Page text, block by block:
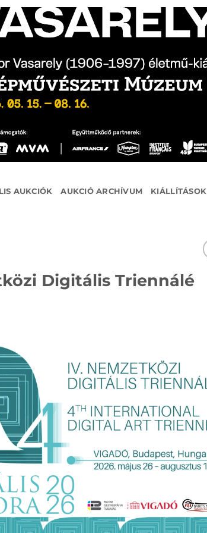
AUKCIÓK AUKCIÓ ARCHÍVUM KIÁLLÍTÁSOK
Digitális Triennálé